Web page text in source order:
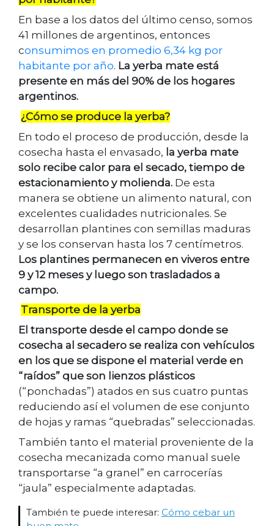
En base a los datos del último censo, somos
41 millones de argentinos, entonces
consumimos en promedio 6,34 kg por
habitante por año. La yerba mate está
presente en más del 90% de los hogares
argentinos.
¿Cómo se produce la yerba?
En todo el proceso de producción, desde la
cosecha hasta el envasado, la yerba mate
solo recibe calor para el secado, tiempo de
estacionamiento y molienda. De esta
manera se obtiene un alimento natural, con
excelentes cualidades nutricionales. Se
desarrollan plantines con semillas maduras
y se los conservan hasta los 7 centímetros.
Los plantines permanecen en viveros entre
9 y 12 meses y luego son trasladados a
campo.
Transporte de la yerba
El transporte desde el campo donde se
cosecha al secadero se realiza con vehículos
en los que se dispone el material verde en
“raídos” que son lienzos plásticos
(“ponchadas”) atados en sus cuatro puntas
reduciendo así el volumen de ese conjunto
de hojas y ramas “quebradas” seleccionadas.
También tanto el material proveniente de la
cosecha mecanizada como manual suele
transportarse “a granel” en carrocerías
“jaula” especialmente adaptadas.
También te puede interesar: Cómo cebar un